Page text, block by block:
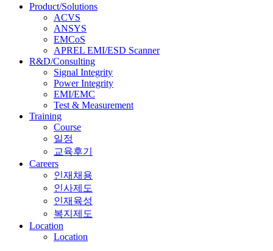
Product/Solutions
ACVS
ANSYS
EMCoS
APREL EMI/ESD Scanner
R&D/Consulting
Signal Integrity
Power Integrity
EMI/EMC
Test & Measurement
Training
Course
일정
교육후기
Careers
인재채용
인사제도
인재육성
복지제도
Location
Location